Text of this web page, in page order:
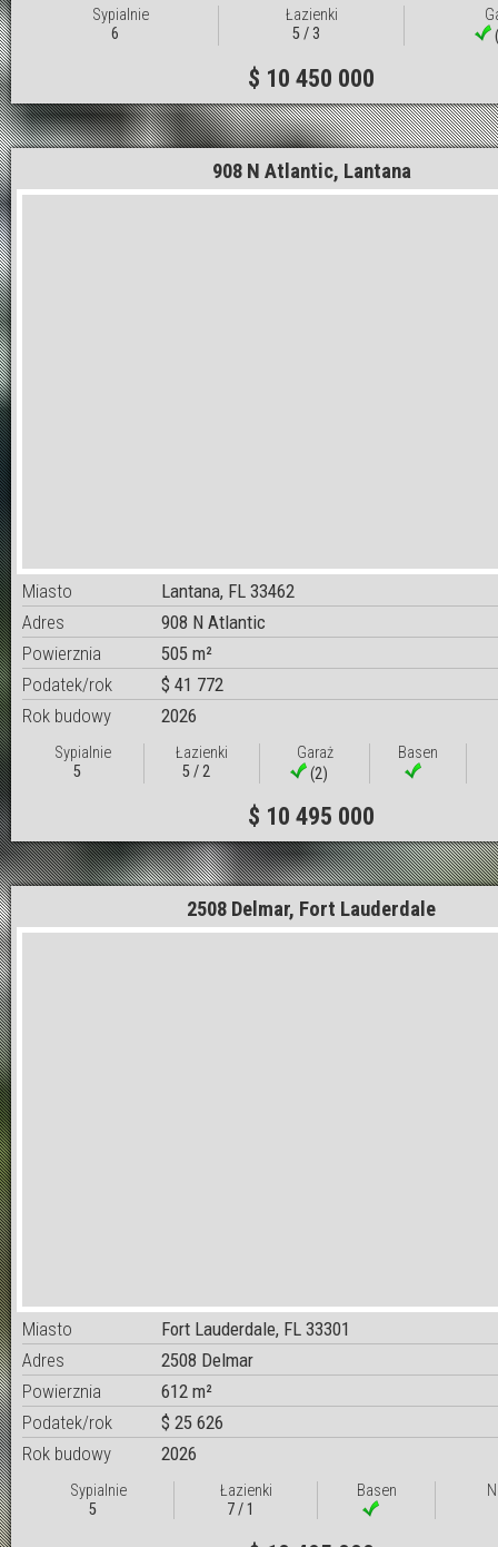
Sypialnie
6
Łazienki
5 / 3
$ 10 450 000
908 N Atlantic, Lantana
Miasto
Lantana, FL 33462
Adres
908 N Atlantic
Powierznia
505 m²
Podatek/rok
$ 41 772
Rok budowy
2026
Sypialnie
5
Łazienki
5 / 2
Garaż
(2)
Basen
$ 10 495 000
2508 Delmar, Fort Lauderdale
Miasto
Fort Lauderdale, FL 33301
Adres
2508 Delmar
Powierznia
612 m²
Podatek/rok
$ 25 626
Rok budowy
2026
Sypialnie
5
Łazienki
7 / 1
Basen